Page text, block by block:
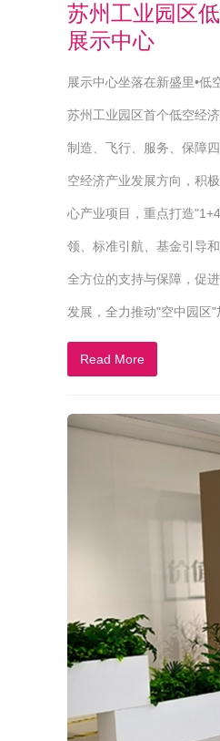
苏州工业园区
展示中心
展示中心坐落在新盛里•低
苏州工业园区首个低空经
制造、飞行、服务、保障
空经济产业发展方向，积
心产业项目，重点打造
领、标准引航、基金引导
全方位的支持与保障，促
发展，全力推动"空中园区"
Read More